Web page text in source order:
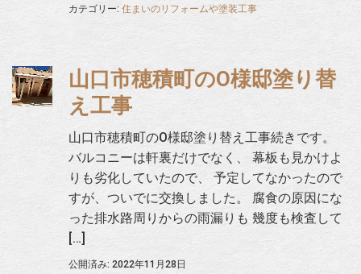
カテゴリー: 住まいのリフォームや塗装工事
山口市穂積町のO様邸塗り替
え工事
山口市穂積町のO様邸塗り替え工事続きです。
バルコニーは軒裏だけでなく、 幕板も見かけよ
りも劣化していたので、 予定してなかったので
すが、ついでに交換しました。 腐食の原因にな
った排水路周りからの雨漏りも 幾度も検査して
[…]
公開済み: 2022年11月28日